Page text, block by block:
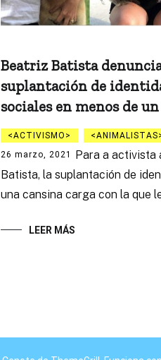
Beatriz Batista
suplantación de
sociales en menos de
ACTIVISMO ANIMALISTAS
26 marzo, 2021
Para a activista
Batista, la suplantación de
una cansina carga con la que
LEER MÁS